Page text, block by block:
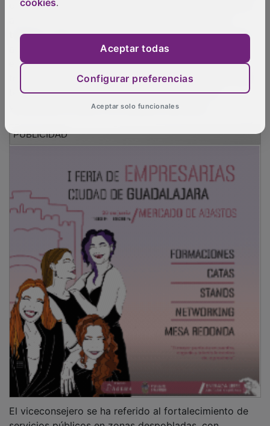
servicios públicos en zonas despobladas, con
aperturas y ampliaciones de centros de Atención
Primaria y de Salud, colegios rurales y escuelas
infantiles, convocatorias de ayudas del Contrato-
Programa para jóvenes,Transporte Sensible a la
(que ha servido a más de 54.000 personas
para estar conectados entre municipios) o las
deducciones fiscales, de las cuales se han
beneficiado más de 98.000 personas en la última
declaración del IRPF.
PUBLICIDAD
cookies.
Aceptar todas
Configurar preferencias
Aceptar solo funcionales